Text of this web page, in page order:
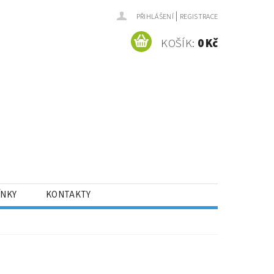
PŘIHLÁŠENÍ | REGISTRACE
KOŠÍK: 0 Kč
KONTAKTY